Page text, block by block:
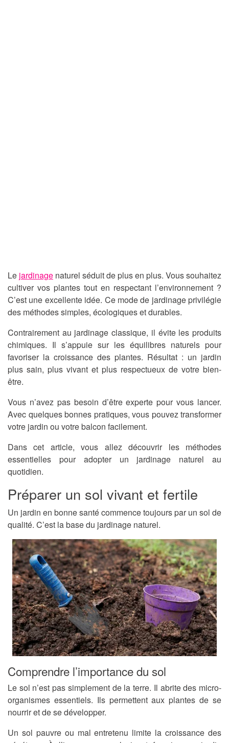
Le jardinage naturel séduit de plus en plus. Vous souhaitez
cultiver vos plantes tout en respectant l’environnement ?
C’est une excellente idée. Ce mode de jardinage privilégie
des méthodes simples, écologiques et durables.
Contrairement au jardinage classique, il évite les produits
chimiques. Il s’appuie sur les équilibres naturels pour
favoriser la croissance des plantes. Résultat : un jardin
plus sain, plus vivant et plus respectueux de votre bien-
être.
Vous n’avez pas besoin d’être experte pour vous lancer.
Avec quelques bonnes pratiques, vous pouvez transformer
votre jardin ou votre balcon facilement.
Dans cet article, vous allez découvrir les méthodes
essentielles pour adopter un jardinage naturel au
quotidien.
Préparer un sol vivant et fertile
Un jardin en bonne santé commence toujours par un sol de
qualité. C’est la base du jardinage naturel.
Comprendre l’importance du sol
Le sol n’est pas simplement de la terre. Il abrite des micro-
organismes essentiels. Ils permettent aux plantes de se
nourrir et de se développer.
Un sol pauvre ou mal entretenu limite la croissance des